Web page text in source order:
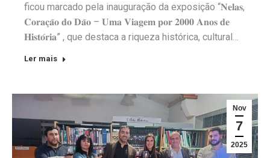
ficou marcado pela inauguração da exposição “𝐍𝐞𝐥𝐚𝐬,
𝐂𝐨𝐫𝐚𝐜̧𝐚̃𝐨 𝐝𝐨 𝐃𝐚̃𝐨 – 𝐔𝐦𝐚 𝐕𝐢𝐚𝐠𝐞𝐦 𝐩𝐨𝐫 𝟐𝟎𝟎𝟎 𝐀𝐧𝐨𝐬 𝐝𝐞
𝐇𝐢𝐬𝐭𝐨́𝐫𝐢𝐚” , que destaca a riqueza histórica, cultural…
Ler mais
Nov
7
2025